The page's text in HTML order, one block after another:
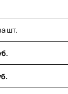
шт.